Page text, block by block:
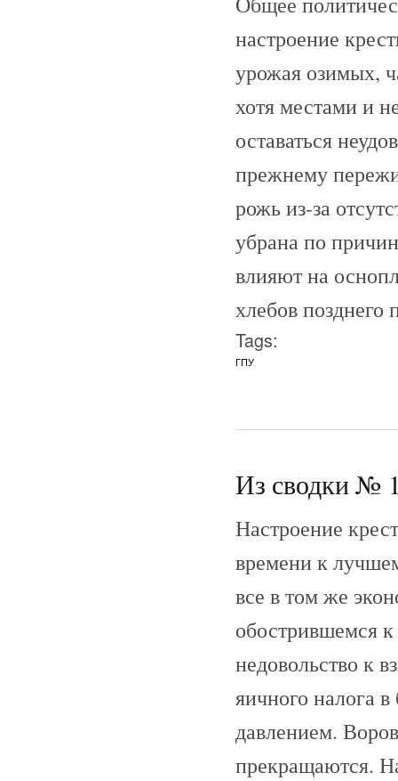
настроение
урожая озимых,
хотя местами и
оставаться
прежнему
рожь из-за
убрана по
влияют на
хлебов позднего
Tags:
ГПУ
Из сводки №
Настроение
времени к
все в том же
обострившемся
недовольство к
яичного налога
давлением.
прекращаются.